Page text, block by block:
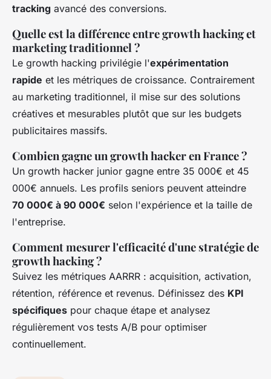
tracking avancé des conversions.
Quelle est la différence entre growth hacking et
marketing traditionnel ?
Le growth hacking privilégie l'expérimentation
rapide et les métriques de croissance. Contrairement
au marketing traditionnel, il mise sur des solutions
créatives et mesurables plutôt que sur les budgets
publicitaires massifs.
Combien gagne un growth hacker en France ?
Un growth hacker junior gagne entre 35 000€ et 45
000€ annuels. Les profils seniors peuvent atteindre
70 000€ à 90 000€ selon l'expérience et la taille de
l'entreprise.
Comment mesurer l'efficacité d'une stratégie de
growth hacking ?
Suivez les métriques AARRR : acquisition, activation,
rétention, référence et revenus. Définissez des KPI
spécifiques pour chaque étape et analysez
régulièrement vos tests A/B pour optimiser
continuellement.